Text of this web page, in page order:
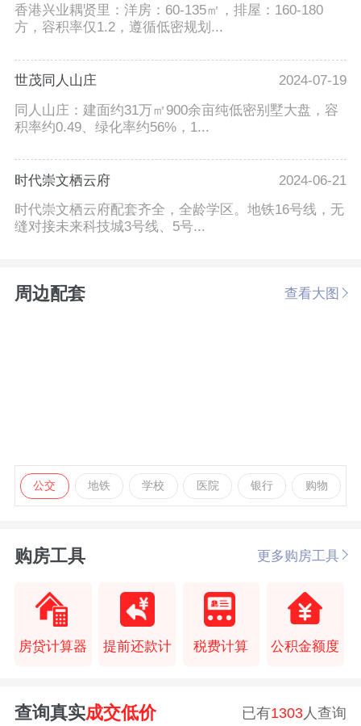
香港兴业耦贤里：洋房：60-135㎡，排屋：160-180
方，容积率仅1.2，遵循低密规划...
世茂同人山庄
2024-07-19
同人山庄：建面约31万㎡900余亩纯低密别墅大盘，容
积率约0.49、绿化率约56%，1...
时代崇文栖云府
2024-06-21
时代崇文栖云府配套齐全，全龄学区。地铁16号线，无
缝对接未来科技城3号线、5号...
周边配套 查看大图
公交 地铁 学校 医院 银行 购物
购房工具 更多购房工具
房贷计算器 提前还款计 税费计算 公积金额度
查询真实成交低价 已有1303人查询